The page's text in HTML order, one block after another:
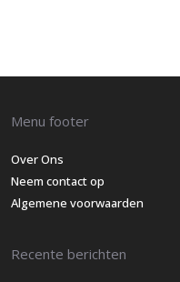
Menu footer
Over Ons
Neem contact op
Algemene voorwaarden
Recente berichten